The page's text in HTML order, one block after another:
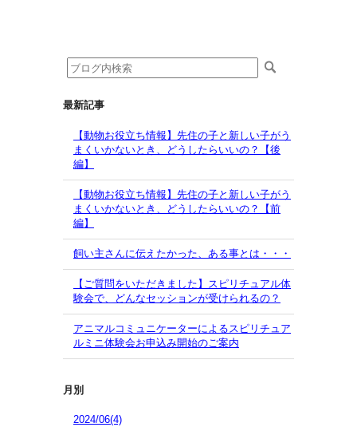
最新記事
【動物お役立ち情報】先住の子と新しい子がう
まくいかないとき、どうしたらいいの？【後
編】
【動物お役立ち情報】先住の子と新しい子がう
まくいかないとき、どうしたらいいの？【前
編】
飼い主さんに伝えたかった、ある事とは・・・
【ご質問をいただきました】スピリチュアル体
験会で、どんなセッションが受けられるの？
アニマルコミュニケーターによるスピリチュア
ルミニ体験会お申込み開始のご案内
月別
2024/06(4)